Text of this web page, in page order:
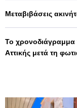
Μεταβιβάσεις
Το χρονοδιάγραμμα
Αττικής μετά τη